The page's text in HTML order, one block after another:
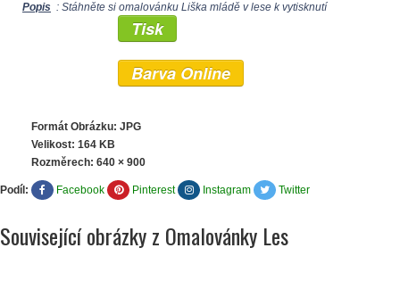
Popis : Stáhněte si omalovánku Liška mládě v lese k vytisknutí
Tisk
Barva Online
Formát Obrázku: JPG
Velikost: 164 KB
Rozměrech: 640 × 900
Podíl: Facebook Pinterest Instagram Twitter
Související obrázky z Omalovánky Les